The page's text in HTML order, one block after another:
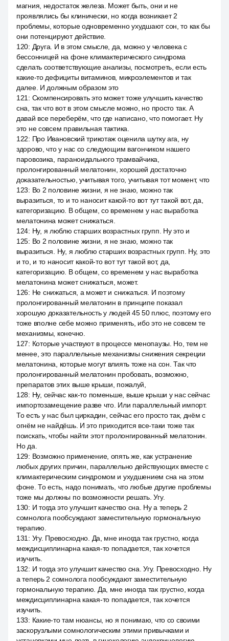
магния, недостаток железа. Может быть, они и не
проявлялись бы клинически, но когда возникает 2
проблемы, которые одновременно ухудшают сон, то как бы
они потенцируют действие.
120: Друга. И в этом смысле, да, можно у человека с
бессонницей на фоне климактерического синдрома
сделать соответствующие анализы, посмотреть, если есть
какие-то дефициты витаминов, микроэлементов и так
далее. И должным образом это
121 : Скомпенсировать это может тоже улучшить качество
сна, так что вот в этом смысле можно, но просто так. А
давай все переберём, что где написано, что помогает. Ну
это не совсем правильная тактика.
122: Про Ивановский трикотаж оценила шутку ага, ну
здорово, что у нас со следующим вагончиком нашего
паровозика, параноидального трамвайчика,
пролонгированный мелатонин, хорошей достаточно
доказательностью, учитывая того, учитывая тот момент, что
123: Во 2 половине жизни, я не знаю, можно так
выразиться, то и то наносит какой-то вот тут такой вот, да,
категоризацию. В общем, со временем у нас выработка
мелатонина может снижаться.
124: Ну, я люблю старших возрастных групп. Ну это и
125: Во 2 половине жизни, я не знаю, можно так
выразиться. Ну, я люблю старших возрастных групп. Ну, это
и то, и то наносит какой-то вот тут такой вот, да,
категоризацию. В общем, со временем у нас выработка
мелатонина может снижаться, может.
126: Не снижаться, а может и снижаться. И поэтому
пролонгированный мелатонин в принципе показал
хорошую доказательность у людей 45 50 плюс, поэтому его
тоже вполне себе можно применять, ибо это не совсем те
механизмы, конечно.
127: Которые участвуют в процессе менопаузы. Но, тем не
менее, это параллельные механизмы снижения секреции
мелатонина, которые могут влиять тоже на сон. Так что
пролонгированный мелатонин пробовать, возможно,
препаратов этих выше крыши, пожалуй,
128: Ну, сейчас как-то поменьше, выше крыши у нас сейчас
импортозамещение разве что. Или параллельный импорт.
То есть у нас был циркадин, сейчас его просто так, днём с
огнём не найдёшь. И это приходится все-таки тоже так
поискать, чтобы найти этот пролонгированный мелатонин.
Но да.
129: Возможно применение, опять же, как устранение
любых других причин, параллельно действующих вместе с
климактерическим синдромом и ухудшением сна на этом
фоне. То есть, надо понимать, что любые другие проблемы
тоже мы должны по возможности решать. Угу.
130: И тогда это улучшит качество сна. Ну а теперь 2
сомнолога пообсуждают заместительную гормональную
терапию.
131 : Угу. Превосходно. Да, мне иногда так грустно, когда
междисциплинарна какая-то попадается, так хочется
изучить.
132: И тогда это улучшит качество сна. Угу. Превосходно. Ну
а теперь 2 сомнолога пообсуждают заместительную
гормональную терапию. Да, мне иногда так грустно, когда
междисциплинарна какая-то попадается, так хочется
изучить.
133: Какие-то там нюансы, но я понимаю, что со своими
заскорузлыми сомнологическим этими привычками и